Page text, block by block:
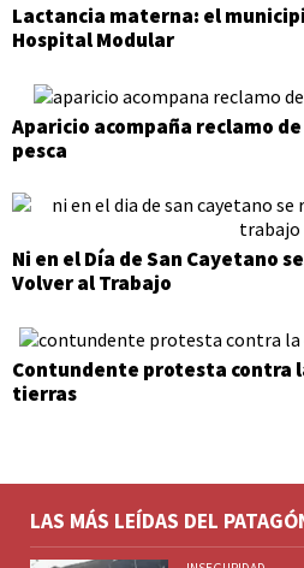
Lactancia materna: el
Hospital Modular
Aparicio acompaña reclamo
pesca
Ni en el Día de San Cayetano
Volver al Trabajo
Contundente protesta contra
tierras
LAS MÁS LEÍDAS DEL